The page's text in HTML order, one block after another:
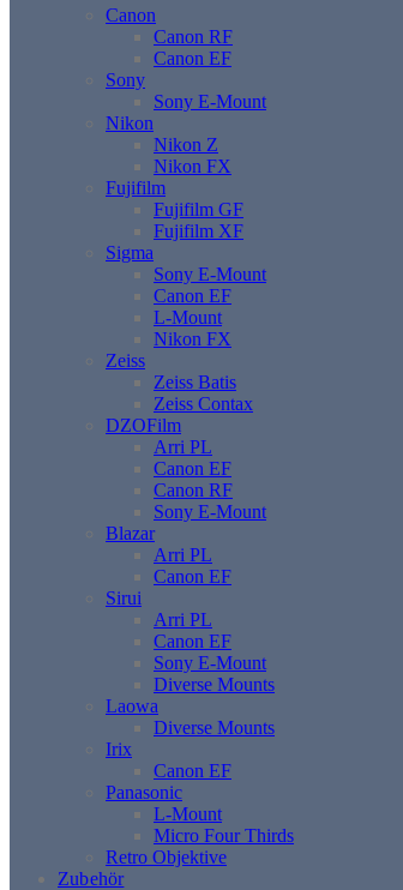
Canon
Canon RF
Canon EF
Sony
Sony E-Mount
Nikon
Nikon Z
Nikon FX
Fujifilm
Fujifilm GF
Fujifilm XF
Sigma
Sony E-Mount
Canon EF
L-Mount
Nikon FX
Zeiss
Zeiss Batis
Zeiss Contax
DZOFilm
Arri PL
Canon EF
Canon RF
Sony E-Mount
Blazar
Arri PL
Canon EF
Sirui
Arri PL
Canon EF
Sony E-Mount
Diverse Mounts
Laowa
Diverse Mounts
Irix
Canon EF
Panasonic
L-Mount
Micro Four Thirds
Retro Objektive
Zubehör